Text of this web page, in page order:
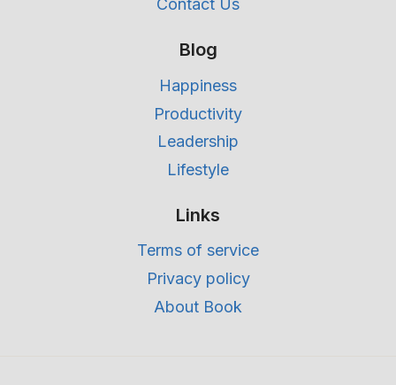
Contact Us
Blog
Happiness
Productivity
Leadership
Lifestyle
Links
Terms of service
Privacy policy
About Book